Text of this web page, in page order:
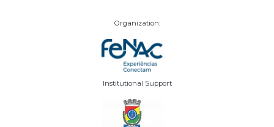
Organization:
Institutional Support